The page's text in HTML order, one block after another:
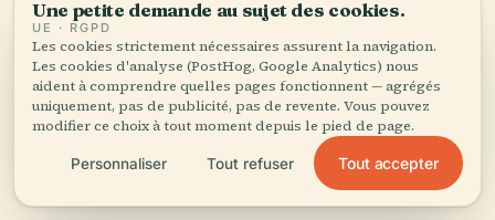
partir d'archives historiques, d'archives architecturales
et de connaissances locales.
Dernière révision : April 2026
Discover the Rich History and Visitor Guide to Musée du
Nouveau Monde in La Rochelle, 2024, La Rochelle City
Une petite demande au sujet des cookies.
UE · RGPD
Les cookies strictement nécessaires assurent la navigation.
Les cookies d'analyse (PostHog, Google Analytics) nous
aident à comprendre quelles pages fonctionnent — agrégés
uniquement, pas de publicité, pas de revente. Vous pouvez
modifier ce choix à tout moment depuis le pied de page.
Personnaliser Tout refuser Tout accepter